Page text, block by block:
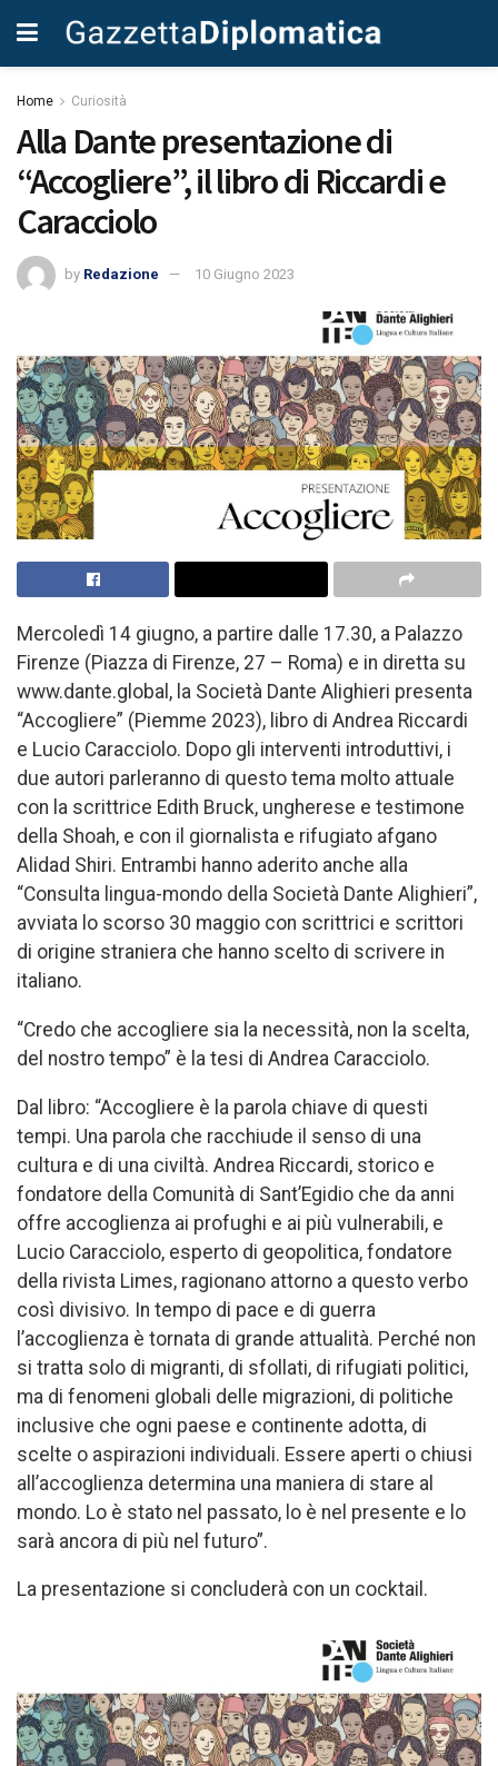
Home Curiosità
Alla Dante presentazione di
“Accogliere”, il libro di Riccardi e
Caracciolo
by Redazione 10 Giugno 2023
Mercoledì 14 giugno, a partire dalle 17.30, a Palazzo
Firenze (Piazza di Firenze, 27 – Roma) e in diretta su
www.dante.global, la Società Dante Alighieri presenta
“Accogliere” (Piemme 2023), libro di Andrea Riccardi
e Lucio Caracciolo. Dopo gli interventi introduttivi, i
due autori parleranno di questo tema molto attuale
con la scrittrice Edith Bruck, ungherese e testimone
della Shoah, e con il giornalista e rifugiato afgano
Alidad Shiri. Entrambi hanno aderito anche alla
“Consulta lingua-mondo della Società Dante Alighieri”,
avviata lo scorso 30 maggio con scrittrici e scrittori
di origine straniera che hanno scelto di scrivere in
italiano.
“Credo che accogliere sia la necessità, non la scelta,
del nostro tempo” è la tesi di Andrea Caracciolo.
Dal libro: “Accogliere è la parola chiave di questi
tempi. Una parola che racchiude il senso di una
cultura e di una civiltà. Andrea Riccardi, storico e
fondatore della Comunità di Sant’Egidio che da anni
offre accoglienza ai profughi e ai più vulnerabili, e
Lucio Caracciolo, esperto di geopolitica, fondatore
della rivista Limes, ragionano attorno a questo verbo
così divisivo. In tempo di pace e di guerra
l’accoglienza è tornata di grande attualità. Perché non
si tratta solo di migranti, di sfollati, di rifugiati politici,
ma di fenomeni globali delle migrazioni, di politiche
inclusive che ogni paese e continente adotta, di
scelte o aspirazioni individuali. Essere aperti o chiusi
all’accoglienza determina una maniera di stare al
mondo. Lo è stato nel passato, lo è nel presente e lo
sarà ancora di più nel futuro”.
La presentazione si concluderà con un cocktail.